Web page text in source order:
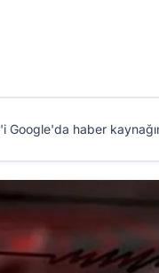
'i Google'da haber